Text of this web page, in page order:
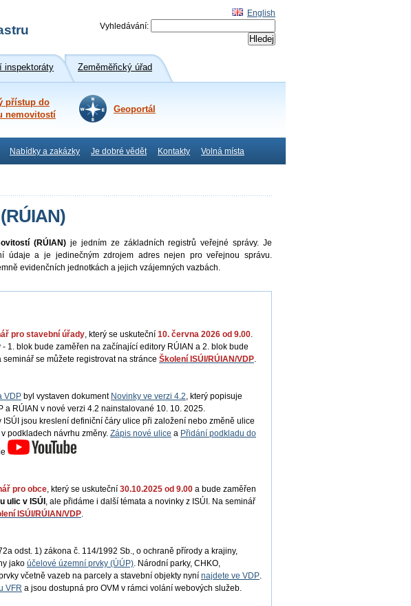
English
Vyhledávání:
inspektoráty Zeměměřický úřad
přístup do
nemovitostí
Geoportál
Nabídky a zakázky Je dobré vědět Kontakty Volná místa
(RÚIAN) je jedním ze základních registrů veřejné správy. Je
údaje a je jedinečným zdrojem adres nejen pro veřejnou správu.
evidenčních jednotkách a jejich vzájemných vazbách.
pro stavební úřady, který se uskuteční 10. června 2026 od 9.00.
1. blok bude zaměřen na začínající editory RÚIAN a 2. blok bude
se můžete registrovat na stránce Školení ISÚI/RÚIAN/VDP.
VDP byl vystaven dokument Novinky ve verzi 4.2, který popisuje
a RÚIAN v nové verzi 4.2 nainstalované 10. 10. 2025.
jsou kreslení definiční čáry ulice při založení nebo změně ulice
podkladech návrhu změny. Zápis nové ulice a Přidání podkladu do
pro obce, který se uskuteční 30.10.2025 od 9.00 a bude zaměřen
ulic v ISÚI , ale přidáme i další témata a novinky z ISÚI. Na seminář
ISÚI/RÚIAN/VDP.
odst. 1) zákona č. 114/1992 Sb., o ochraně přírody a krajiny,
jako účelové územní prvky (ÚÚP). Národní parky, CHKO,
včetně vazeb na parcely a stavební objekty nyní najdete ve VDP.
VFR a jsou dostupná pro OVM v rámci volání webových služeb.